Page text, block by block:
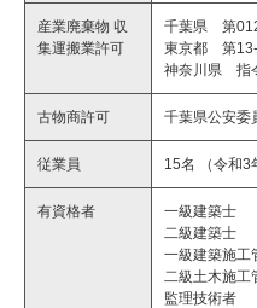
産業廃棄物 収
集運搬業許可
千葉県 第
東京都 第
神奈川県 指
古物商許可 千葉県公安委
従業員 15名 （令和3
有資格者
一級
二級
一級建築
二級土木
監理